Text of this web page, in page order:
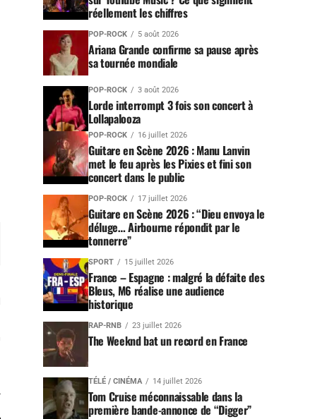
réellement les chiffres
POP-ROCK 5 août 2026
Ariana Grande confirme sa pause après
sa tournée mondiale
POP-ROCK 3 août 2026
Lorde interrompt 3 fois son concert à
Lollapalooza
POP-ROCK 16 juillet 2026
Guitare en Scène 2026 : Manu Lanvin
met le feu après les Pixies et fini son
concert dans le public
POP-ROCK 17 juillet 2026
Guitare en Scène 2026 : “Dieu envoya le
déluge… Airbourne répondit par le
tonnerre”
SPORT 15 juillet 2026
France – Espagne : malgré la défaite des
Bleus, M6 réalise une audience
historique
RAP-RNB 23 juillet 2026
The Weeknd bat un record en France
TÉLÉ / CINÉMA 14 juillet 2026
Tom Cruise méconnaissable dans la
première bande-annonce de “Digger”